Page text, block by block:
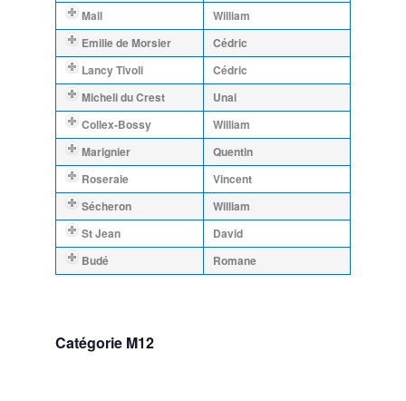
Mail
William
Emilie de Morsier
Cédric
Lancy Tivoli
Cédric
Micheli du Crest
Unai
Collex-Bossy
William
Marignier
Quentin
Roseraie
Vincent
Sécheron
William
St Jean
David
Budé
Romane
Catégorie M12